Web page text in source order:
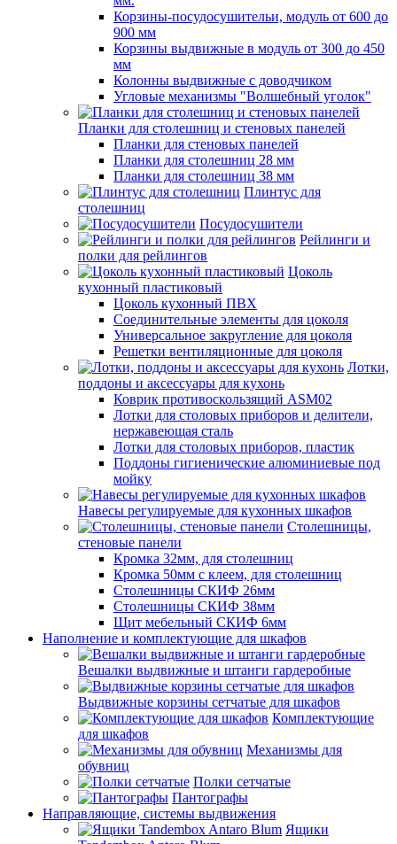
Корзины-посудосушительи, модуль от 600 до
900 мм
Корзины выдвижные в модуль от 300 до 450
мм
Колонны выдвижные с доводчиком
Угловые механизмы "Волшебный уголок"
Планки для столешниц и стеновых панелей
Планки для стеновых панелей
Планки для столешниц 28 мм
Планки для столешниц 38 мм
Плинтус для
столешниц
Посудосушители
Рейлинги и
полки для рейлингов
Цоколь
кухонный пластиковый
Цоколь кухонный ПВХ
Соединительные элементы для цоколя
Универсальное закругление для цоколя
Решетки вентиляционные для цоколя
Лотки,
поддоны и аксессуары для кухонь
Коврик противоскользящий ASM02
Лотки для столовых приборов и делители,
нержавеющая сталь
Лотки для столовых приборов, пластик
Поддоны гигиенические алюминиевые под
мойку
Навесы регулируемые для кухонных шкафов
Столешницы,
стеновые панели
Кромка 32мм, для столешниц
Кромка 50мм с клеем, для столешниц
Столешницы СКИФ 26мм
Столешницы СКИФ 38мм
Щит мебельный СКИФ 6мм
Наполнение и комплектующие для шкафов
Вешалки выдвижные и штанги гардеробные
Выдвижные корзины сетчатые для шкафов
Комплектующие
для шкафов
Механизмы для
обувниц
Полки сетчатые
Пантографы
Направляющие, системы выдвижения
Ящики